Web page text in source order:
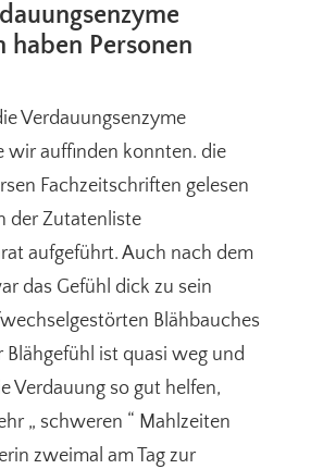
haben Personen
Verdauungsenzyme
wir auffinden konnten. die
Fachzeitschriften gelesen
der Zutatenliste
aufgeführt. Auch nach dem
das Gefühl dick zu sein
Blähbauches
Blähgefühl ist quasi weg und
Verdauung so gut helfen,
„ schweren “ Mahlzeiten
zweimal am Tag zur